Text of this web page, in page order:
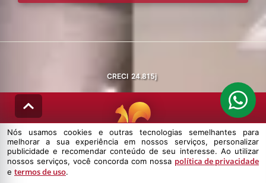
CRECI 24.815j
© DESENVOLVIDO PELAAGIL.NET
Nós usamos cookies e outras tecnologias semelhantes para melhorar a
sua experiência em nossos serviços, personalizar publicidade e
Nós usamos cookies e outras tecnologias semelhantes para
melhorar a sua experiência em nossos serviços, personalizar
publicidade e recomendar conteúdo de seu interesse. Ao utilizar
nossos serviços, você concorda com nossa política de privacidade
e termos de uso.